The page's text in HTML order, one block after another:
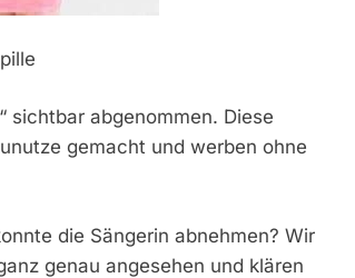
sichtbar abgenommen. Diese
gemacht und werben ohne
die Sängerin abnehmen? Wir
genau angesehen und klären